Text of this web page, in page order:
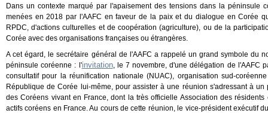
Dans un contexte marqué par l'apaisement des tensions dans la péninsule
menées en 2018 par l'AAFC en faveur de la paix et du dialogue en Corée
RPDC, d'actions culturelles et de coopération (agriculture), ou de la
Corée avec des organisations françaises ou étrangères.
A cet égard, le secrétaire général de l'AAFC a rappelé un grand symbole du
péninsule coréenne : l'invitation, le 7 novembre, d'une délégation de l'AAFC
consultatif pour la réunification nationale (NUAC), organisation sud-
République de Corée lui-même, pour assister à une réunion s'adressant à
des Coréens vivant en France, dont la très officielle Association des
actifs coréens en France. Au cours de cette réunion, le vice-président exécutif